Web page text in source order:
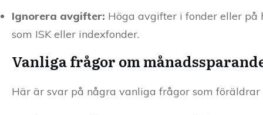
Ignorera avgifter: Höga avgifter i fonder eller
som ISK eller indexfonder.
Vanliga frågor om
Här är svar på några vanliga frågor som